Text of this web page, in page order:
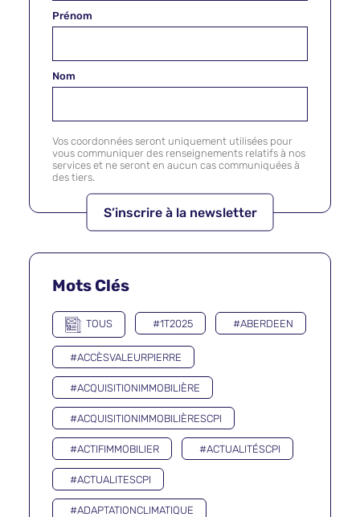
Prénom
Nom
Vos coordonnées seront uniquement utilisées pour
vous communiquer des renseignements relatifs à nos
services et ne seront en aucun cas communiquées à
des tiers.
Mots Clés
TOUS #1T2025 #ABERDEEN
#ACCÈSVALEURPIERRE
#ACQUISITIONIMMOBILIÈRE
#ACQUISITIONIMMOBILIÈRESCPI
#ACTIFIMMOBILIER #ACTUALITÉSCPI
#ACTUALITESCPI
#ADAPTATIONCLIMATIQUE